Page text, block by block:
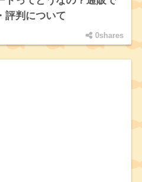
評判について
0shares